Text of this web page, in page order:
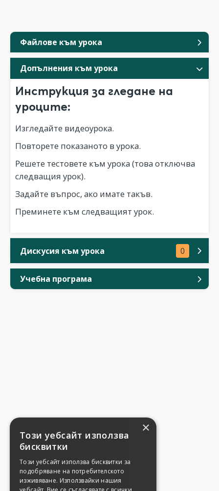
Файлове към урока
Допълнения към урока
Инструкция за гледане на
уроците:
Изгледайте видеоурока.
Повторете показаното в урока.
Решете тестовете към урока (това отключва
следващия урок).
Задайте въпрос, ако имате такъв.
Преминете към следващият урок.
Дискусия към урока 0
Учебна програма
×
Този уебсайт използва
бисквитки
Този уебсайт използва бисквитки за
подобряване на потребителското
изживяване. Използвайки нашия